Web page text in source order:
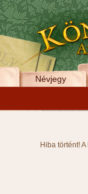
Névjegy
Hiba történt!